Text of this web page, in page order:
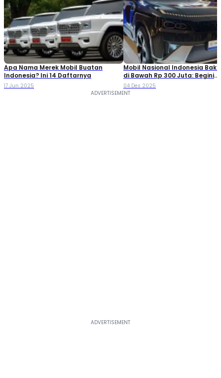
Apa Nama Merek Mobil Buatan
Indonesia? Ini 14 Daftarnya
17 Jun 2025
Mobil Nasional Indonesia
di Bawah Rp 300 Juta: Begini
Detailnya!
04 Des 2025